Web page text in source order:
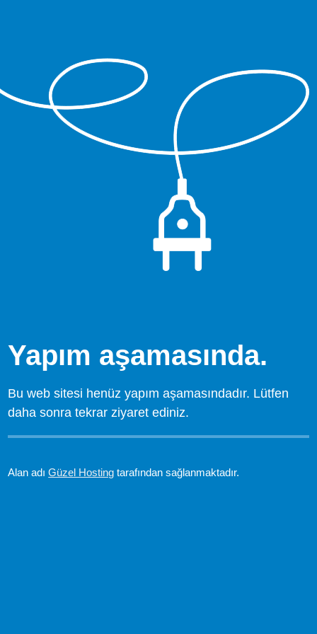
Yapım aşamasında.
Bu web sitesi henüz yapım aşamasındadır. Lütfen
daha sonra tekrar ziyaret ediniz.
Alan adıGüzel Hosting tarafından sağlanmaktadır.